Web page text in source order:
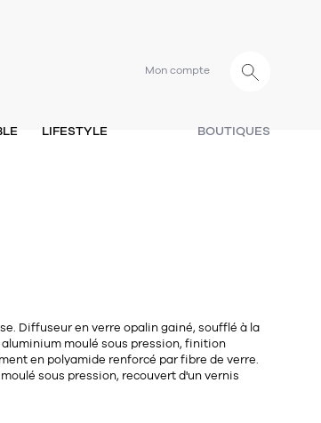
Mon compte
BOUTIQUES
LIFESTYLE
Diffuseur en verre opalin gainé, soufflé à la
moulé sous pression, finition
en polyamide renforcé par fibre de verre.
sous pression, recouvert d'un vernis